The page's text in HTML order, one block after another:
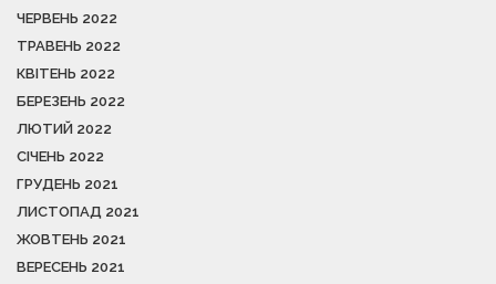
ЧЕРВЕНЬ 2022
ТРАВЕНЬ 2022
КВІТЕНЬ 2022
БЕРЕЗЕНЬ 2022
ЛЮТИЙ 2022
СІЧЕНЬ 2022
ГРУДЕНЬ 2021
ЛИСТОПАД 2021
ЖОВТЕНЬ 2021
ВЕРЕСЕНЬ 2021